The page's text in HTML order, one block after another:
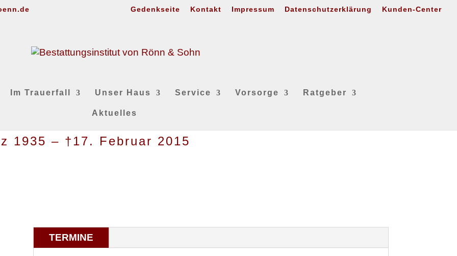
Gedenkseite Kontakt Impressum Datenschutzerklärung Kunden-Center
Im Trauerfall Unser Haus Service Vorsorge Ratgeber
Aktuelles
1935 – †17. Februar 2015
TERMINE